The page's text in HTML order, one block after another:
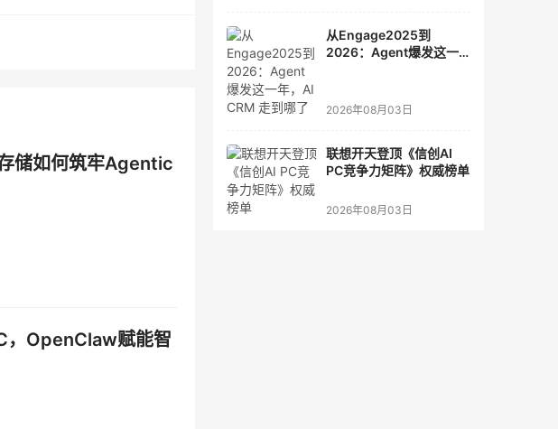
式
造
验
储如何筑牢Agentic
，OpenClaw赋能智
从Engage2025到
2026：Agent爆发这一
2026年08月03日
联想开天登顶《信创AI
PC竞争力矩阵》权威榜单
2026年08月03日